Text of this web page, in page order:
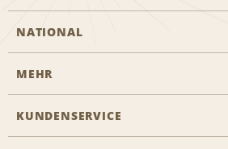
NATIONAL
Eine Reservierung vornehmen
Das Business Rental Programm
MEHR
Karriere
KUNDENSERVICE